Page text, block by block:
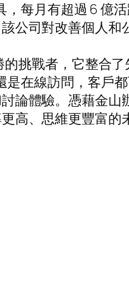
每月有超過 6 億
公司對改善個人和
挑戰者，它整合
是在線訪問，客戶
論體驗。憑藉金
高、思維更豐富的